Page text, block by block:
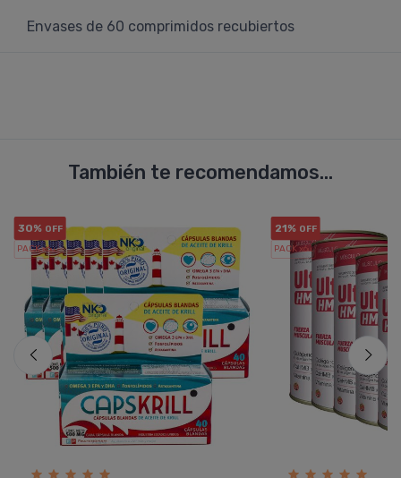
Envases de 60 comprimidos recubiertos
También te recomendamos...
30% OFF
PACK x6u.
21% OFF
PACK x6u.